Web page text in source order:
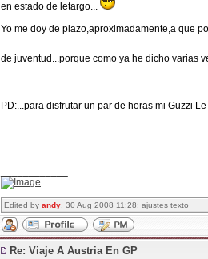
en estado de letargo...
Yo me doy de plazo,aproximadamente,a que
de juventud...porque como ya he dicho varias
PD:...para disfrutar un par de horas mi Guzzi
Edited by andy , 30 Aug 2008 11:28: ajustes texto
Re: Viaje A Austria En GP